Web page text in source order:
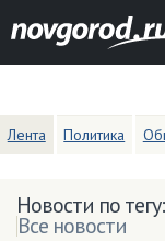
Лента Политика
Новости по
Все новости